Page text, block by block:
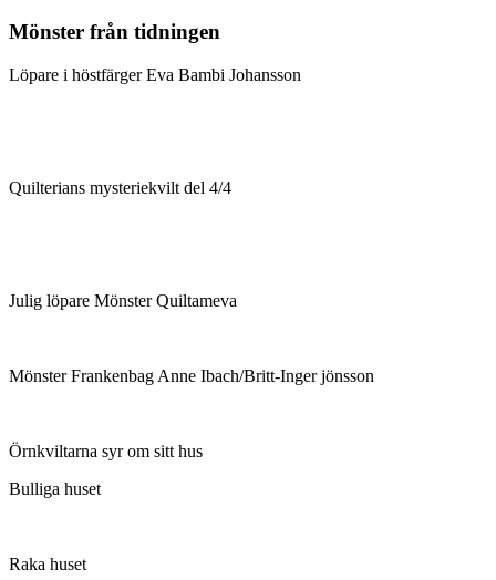
Mönster från tidningen
Löpare i höstfärger Eva Bambi Johansson
Quilterians mysteriekvilt del 4/4
Julig löpare Mönster Quiltameva
Mönster Frankenbag Anne Ibach/Britt-Inger jönsson
Örnkviltarna syr om sitt hus
Bulliga huset
Raka huset